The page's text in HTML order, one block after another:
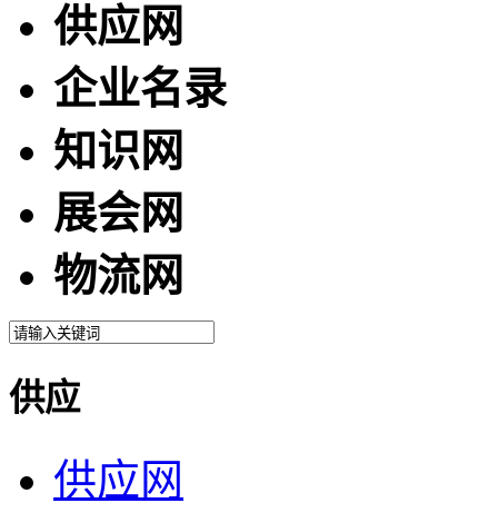
供应网
企业名录
知识网
展会网
物流网
供应
供应网